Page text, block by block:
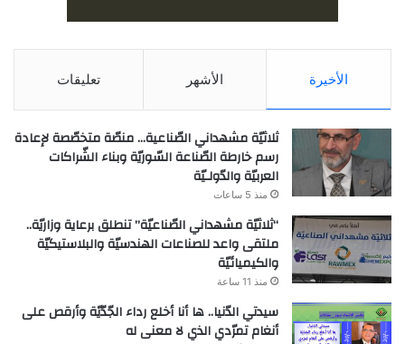
الأخيرة الأشهر تعليقات
ثلاثيّة مشهداني الصّناعية… منصّة متخصّصة لإعادة
رسم خارطة الصّناعة السّوريّة وبناء الشّراكات
العربيّة والدّولـيّة
منذ 5 ساعات
“ثلاثيّة مشهداني الصّناعيّة” تنطلق برعاية وزاريّة..
ملتقى واعد للصناعات الهندسيّة والبلاستيكيّة
والكيميائيّة
منذ 11 ساعة
سيدتي الدّنيا.. ها أنا أخلع رداء الجّدّيّة وأرقص على
أنغام تمرّدي الذي لا معنى له